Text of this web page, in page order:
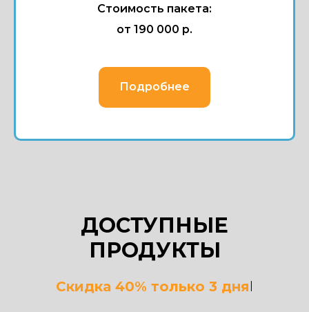
Стоимость пакета:
от 190 000 р.
Подробнее
ДОСТУПНЫЕ
ПРОДУКТЫ
Скидка 40% только 3 дняl